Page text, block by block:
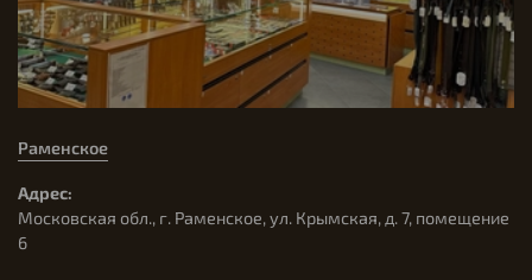
Раменское
Адрес:
Московская обл., г. Раменское, ул. Крымская, д. 7, помещение
6